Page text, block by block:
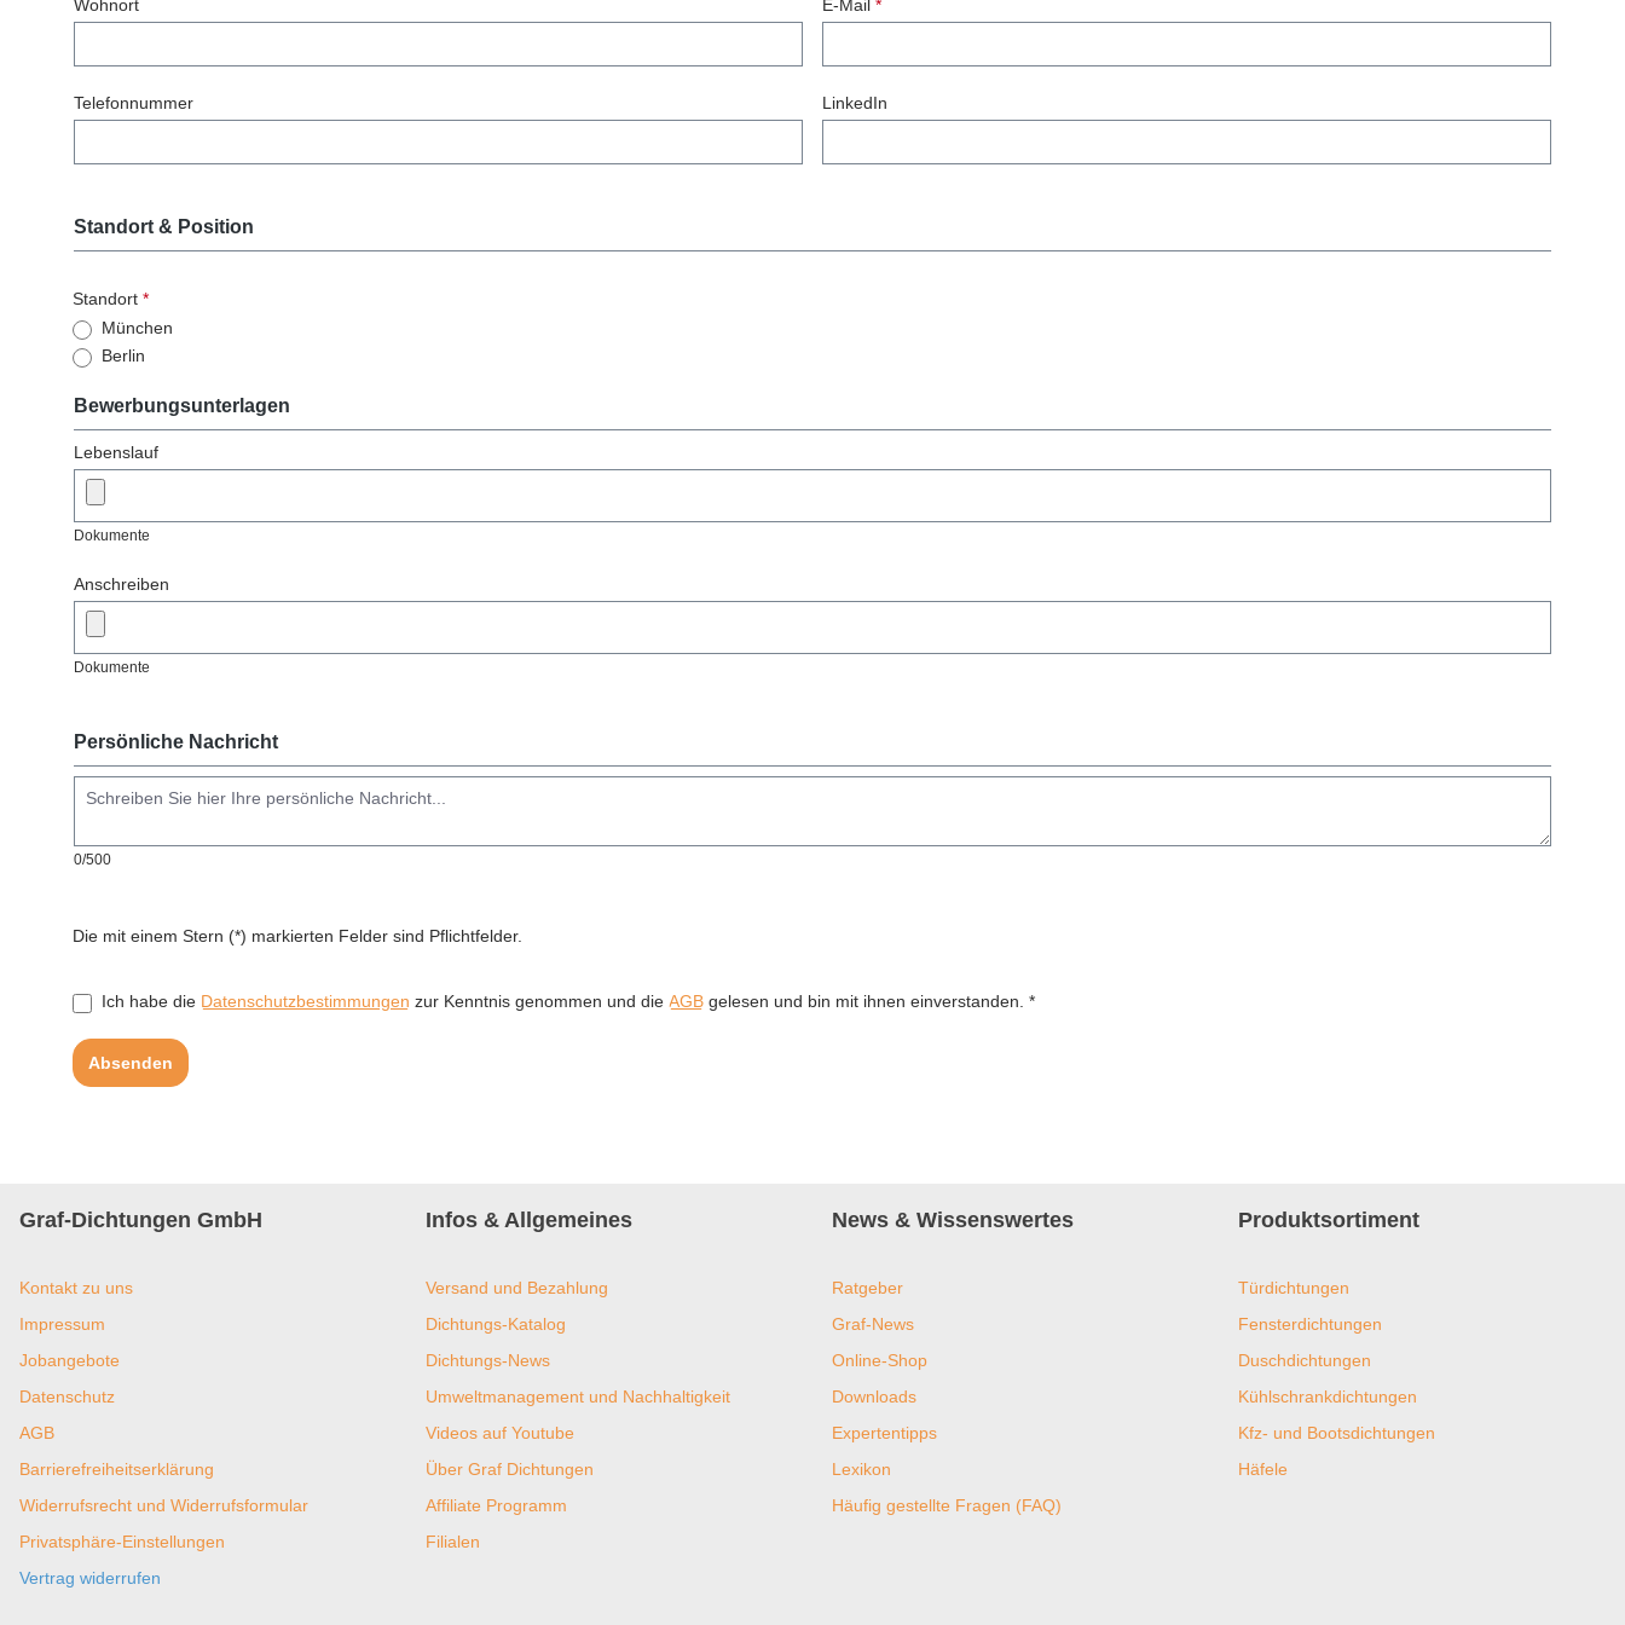
Wohnort E-Mail *
Telefonnummer LinkedIn
Standort & Position
Standort *
München
Berlin
Bewerbungsunterlagen
Lebenslauf
Dokumente
Anschreiben
Dokumente
Persönliche Nachricht
0/500
Die mit einem Stern (*) markierten Felder sind Pflichtfelder.
Ich habe die Datenschutzbestimmungen zur Kenntnis genommen und die AGB gelesen und bin mit ihnen einverstanden. *
Absenden
Graf-Dichtungen GmbH
Kontakt zu uns
Impressum
Jobangebote
Datenschutz
AGB
Barrierefreiheitserklärung
Widerrufsrecht und Widerrufsformular
Privatsphäre-Einstellungen
Vertrag widerrufen
Infos & Allgemeines
Versand und Bezahlung
Dichtungs-Katalog
Dichtungs-News
Umweltmanagement und Nachhaltigkeit
Videos auf Youtube
Über Graf Dichtungen
Affiliate Programm
Filialen
News & Wissenswertes
Ratgeber
Graf-News
Online-Shop
Downloads
Expertentipps
Lexikon
Häufig gestellte Fragen (FAQ)
Produktsortiment
Türdichtungen
Fensterdichtungen
Duschdichtungen
Kühlschrankdichtungen
Kfz- und Bootsdichtungen
Häfele